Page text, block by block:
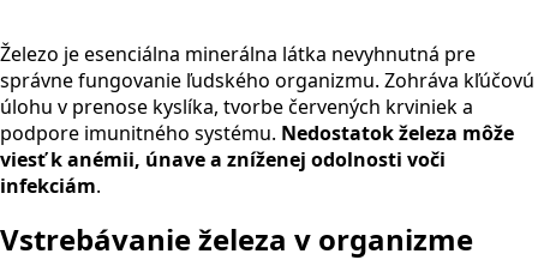
Železo je esenciálna minerálna látka nevyhnutná pre
správne fungovanie ľudského organizmu. Zohráva kľúčovú
úlohu v prenose kyslíka, tvorbe červených krviniek a
podpore imunitného systému. Nedostatok železa môže
viesť k anémii, únave a zníženej odolnosti voči
infekciám.
Vstrebávanie železa v organizme